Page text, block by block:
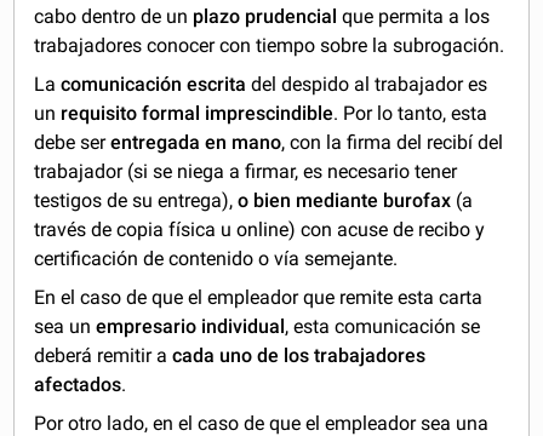
cabo dentro de un plazo prudencial que permita a los
trabajadores conocer con tiempo sobre la subrogación.
Lacomunicación escrita del despido al trabajador es
un requisito formal imprescindible. Por lo tanto, esta
debe serentregada en mano, con la firma del recibí del
trabajador (si se niega a firmar, es necesario tener
testigos de su entrega),o bien mediante burofax (a
través de copia física u online) con acuse de recibo y
certificación de contenido o vía semejante.
En el caso de que el empleador que remite esta carta
sea unempresario individual, esta comunicación se
deberá remitir acada uno de los trabajadores
afectados.
Por otro lado, en el caso de que el empleador sea una